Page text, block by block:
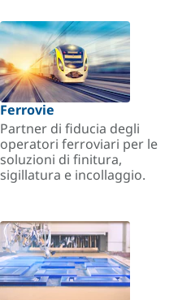
Ferrovie
Partner di fiducia degli
operatori ferroviari per le
soluzioni di finitura,
sigillatura e incollaggio.